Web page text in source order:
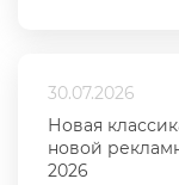
30.07.2026
Новая
новой
2026